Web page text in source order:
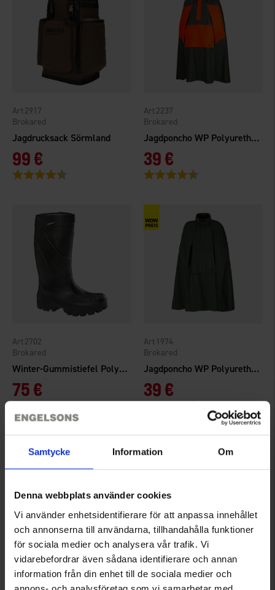
Samtycke Information Om
Denna webbplats använder cookies
Vi använder enhetsidentifierare för att anpassa innehållet
och annonserna till användarna, tillhandahålla funktioner
för sociala medier och analysera vår trafik. Vi
vidarebefordrar även sådana identifierare och annan
information från din enhet till de sociala medier och
Jagdrucksack Sörmland
Brokared
2917
99 €
Bewertung:
Jagdponcho WP Polyurethan Orange
Brokared
2237
39 €
Bewertung:
Winter-Gummistiefel Polyurethan
Brokared
2702
75 €
Bewertung: 4.5 von 5 Sternen
Jagdponcho WP Polyurethan Grün
Brokared
1974
39 €
Bewertung: 4.6 von 5 Sternen
6900
High Mountain
3006